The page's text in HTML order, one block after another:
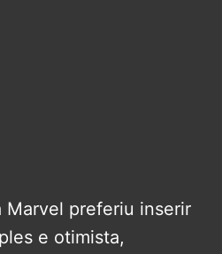
Marvel preferiu inserir
e otimista,